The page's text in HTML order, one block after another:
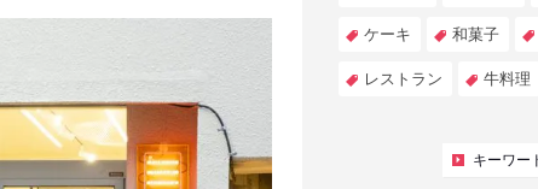
ケーキ 和菓子
レストラン 牛料理
キーワー